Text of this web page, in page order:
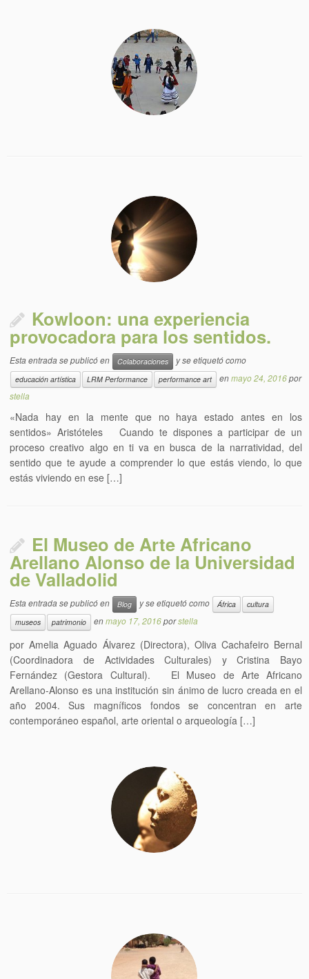
Kowloon: una experiencia
provocadora para los sentidos.
Esta entrada se publicó en Colaboraciones y se etiquetó como
educación artística LRM Performance performance art enmayo 24, 2016por
stella
«Nada hay en la mente que no haya estado antes en los
sentidos» Aristóteles Cuando te dispones a participar de un
proceso creativo algo en ti va en busca de la narratividad, del
sentido que te ayude a comprender lo que estás viendo, lo que
estás viviendo en ese […]
El Museo de Arte Africano
Arellano Alonso de la Universidad
de Valladolid
Esta entrada se publicó en Blog y se etiquetó como África
cultura
museos
patrimonio enmayo 17, 2016porstella
por Amelia Aguado Álvarez (Directora), Oliva Cachafeiro Bernal
(Coordinadora de Actividades Culturales) y Cristina Bayo
Fernández (Gestora Cultural). El Museo de Arte Africano
Arellano-Alonso es una institución sin ánimo de lucro creada en el
año 2004. Sus magníficos fondos se concentran en arte
contemporáneo español, arte oriental o arqueología […]